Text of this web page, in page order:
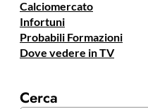
Calciomercato
Infortuni
Probabili Formazioni
Dove vedere in TV
Cerca